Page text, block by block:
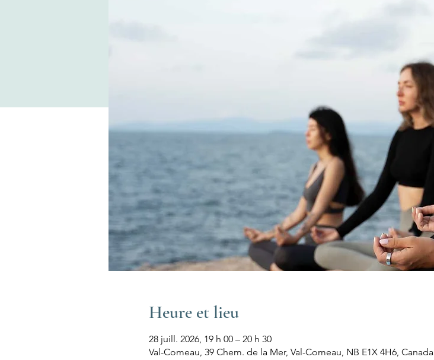
Heure et lieu
28 juill. 2026, 19 h 00 – 20 h 30
Val-Comeau, 39 Chem. de la Mer, Val-Comeau, NB E1X 4H6, Canada